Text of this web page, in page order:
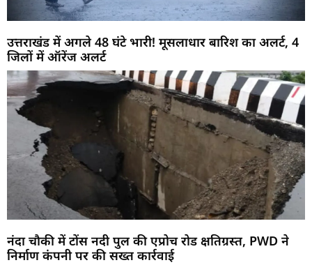
उत्तराखंड में अगले 48 घंटे भारी! मूसलाधार बारिश का अलर्ट, 4
जिलों में ऑरेंज अलर्ट
नंदा चौकी में टोंस नदी पुल की एप्रोच रोड क्षतिग्रस्त, PWD ने
निर्माण कंपनी पर की सख्त कार्रवाई